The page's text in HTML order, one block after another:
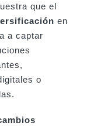
que el
en
a captar
o